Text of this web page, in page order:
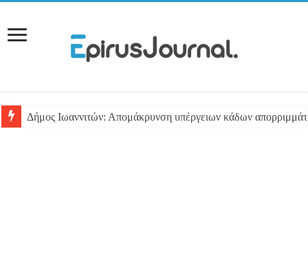
Δήμος Ιωαννιτών: Απομάκρυνση υπέργειων κάδων